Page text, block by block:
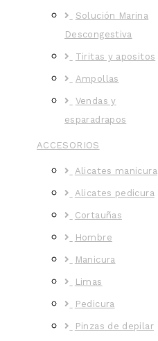
Solución Marina
Descongestiva
Tiritas y apositos
Ampollas
Vendas y
esparadrapos
ACCESORIOS
Alicates manicura
Alicates pedicura
Cortauñas
Hombre
Manicura
Limas
Pedicura
Pinzas de depilar